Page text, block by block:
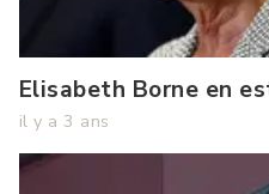
Elisabeth Borne en
49.3 !
il y a 3 ans